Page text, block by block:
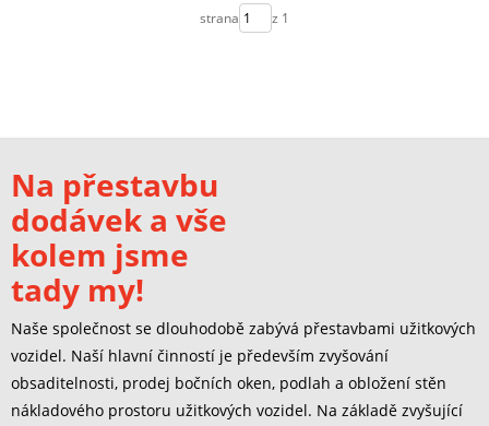
strana z 1
Na přestavbu
dodávek a vše
kolem jsme
tady my!
Naše společnost se dlouhodobě zabývá přestavbami užitkových
vozidel. Naší hlavní činností je především zvyšování
obsaditelnosti, prodej bočních oken, podlah a obložení stěn
nákladového prostoru užitkových vozidel. Na základě zvyšující